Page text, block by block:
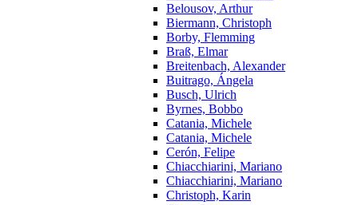
Belousov, Arthur
Biermann, Christoph
Borby, Flemming
Braß, Elmar
Breitenbach, Alexander
Buitrago, Ángela
Busch, Ulrich
Byrnes, Bobbo
Catania, Michele
Catania, Michele
Cerón, Felipe
Chiacchiarini, Mariano
Chiacchiarini, Mariano
Christoph, Karin